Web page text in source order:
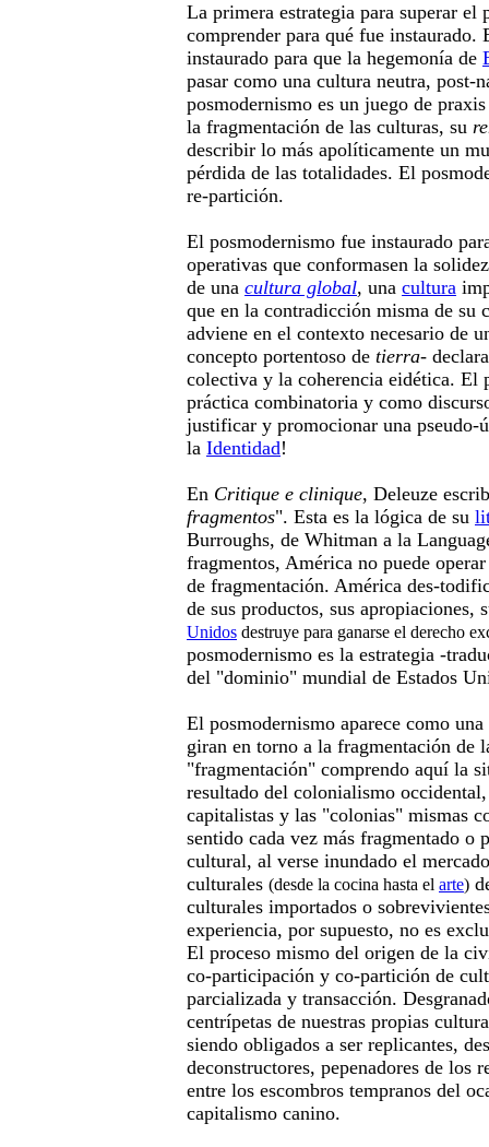
La primera estrategia para superar el
comprender para qué fue instaurado.
instaurado para que la hegemonía de
pasar como una cultura neutra, post-
posmodernismo es un juego de
la fragmentación de las culturas, su
describir lo más apolíticamente un
pérdida de las totalidades. El
re-partición.
El posmodernismo fue instaurado
operativas que conformasen la
de una cultura global, una cultura
que en la contradicción misma de su
adviene en el contexto necesario de
concepto portentoso de tierra-
colectiva y la coherencia eidética. El
práctica combinatoria y como
justificar y promocionar una
la Identidad!
En Critique e clinique, Deleuze
fragmentos". Esta es la lógica de su
Burroughs, de Whitman a la
fragmentos, América no puede
de fragmentación. América des-
de sus productos, sus apropiaciones,
Unidos destruye para ganarse el derecho
posmodernismo es la estrategia -
del "dominio" mundial de Estados
El posmodernismo aparece como
giran en torno a la fragmentación de
"fragmentación" comprendo aquí la
resultado del colonialismo occidental,
capitalistas y las "colonias" mismas
sentido cada vez más fragmentado o
cultural, al verse inundado el
culturales (desde la cocina hasta el arte)
culturales importados o
experiencia, por supuesto, no es
El proceso mismo del origen de la
co-participación y co-partición de
parcializada y transacción.
centrípetas de nuestras propias
siendo obligados a ser replicantes,
deconstructores, pepenadores de los
entre los escombros tempranos del
capitalismo canino.